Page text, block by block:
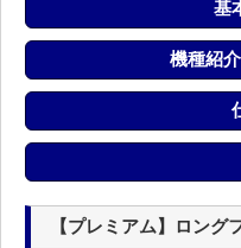
基
機種紹
【プレミアム】ロング